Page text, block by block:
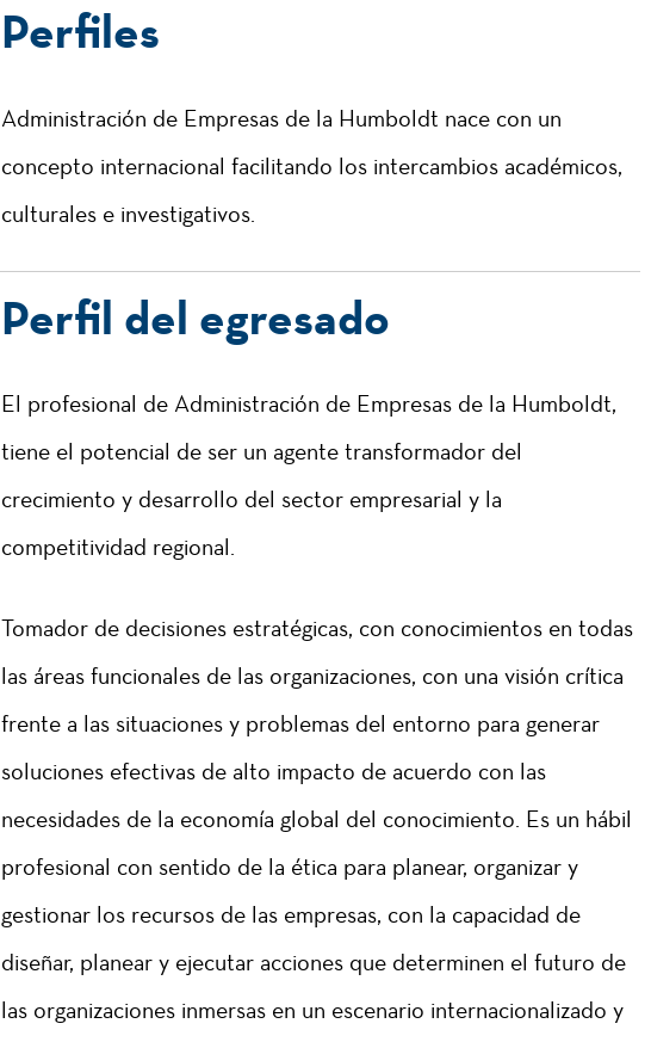
Perfiles
Administración de Empresas de la Humboldt nace con un
concepto internacional facilitando los intercambios académicos,
culturales e investigativos.
Perfil del egresado
El profesional de Administración de Empresas de la Humboldt,
tiene el potencial de ser un agente transformador del
crecimiento y desarrollo del sector empresarial y la
competitividad regional.
Tomador de decisiones estratégicas, con conocimientos en todas
las áreas funcionales de las organizaciones, con una visión crítica
frente a las situaciones y problemas del entorno para generar
soluciones efectivas de alto impacto de acuerdo con las
necesidades de la economía global del conocimiento. Es un hábil
profesional con sentido de la ética para planear, organizar y
gestionar los recursos de las empresas, con la capacidad de
diseñar, planear y ejecutar acciones que determinen el futuro de
las organizaciones inmersas en un escenario internacionalizado y